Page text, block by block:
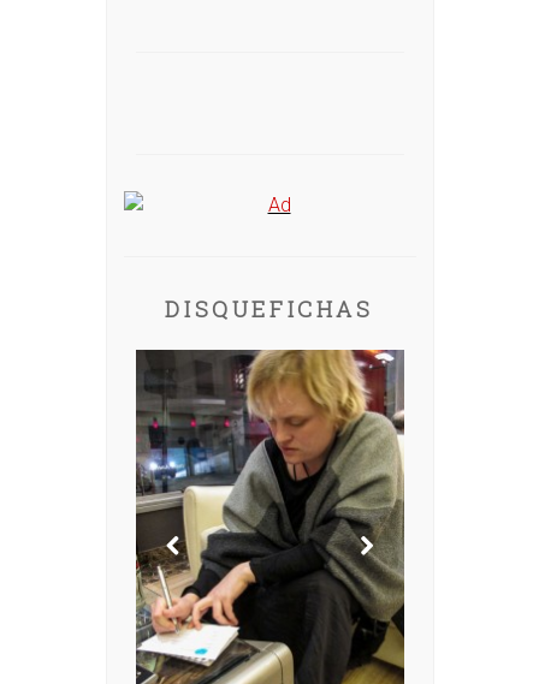
DISQUEFICHAS